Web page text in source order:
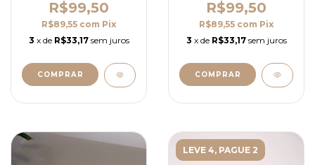
R$99,50
R$89,55 com Pix
3 x de R$33,17 sem juros
COMPRAR
R$99,50
R$89,55 com Pix
3 x de R$33,17 sem juros
COMPRAR
LEVE 4, PAGUE 2